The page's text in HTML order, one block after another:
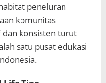
peneluran
komunitas
dan konsisten turut
satu pusat edukasi